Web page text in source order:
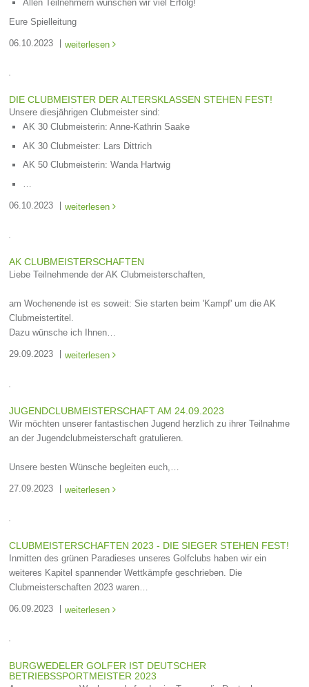
Allen Teilnehmern wünschen wir viel Erfolg!
Eure Spielleitung
06.10.2023 weiterlesen
DIE CLUBMEISTER DER ALTERSKLASSEN STEHEN FEST!
Unsere diesjährigen Clubmeister sind:
AK 30 Clubmeisterin: Anne-Kathrin Saake
AK 30 Clubmeister: Lars Dittrich
AK 50 Clubmeisterin: Wanda Hartwig
06.10.2023 weiterlesen
AK CLUBMEISTERSCHAFTEN
Liebe Teilnehmende der AK Clubmeisterschaften,
am Wochenende ist es soweit: Sie starten beim 'Kampf' um die AK
Clubmeistertitel.
Dazu wünsche ich Ihnen…
29.09.2023 weiterlesen
JUGENDCLUBMEISTERSCHAFT AM 24.09.2023
Wir möchten unserer fantastischen Jugend herzlich zu ihrer Teilnahme
an der Jugendclubmeisterschaft gratulieren.
Unsere besten Wünsche begleiten euch,…
27.09.2023 weiterlesen
CLUBMEISTERSCHAFTEN 2023 - DIE SIEGER STEHEN FEST!
Inmitten des grünen Paradieses unseres Golfclubs haben wir ein
weiteres Kapitel spannender Wettkämpfe geschrieben. Die
Clubmeisterschaften 2023 waren…
06.09.2023 weiterlesen
BURGWEDELER GOLFER IST DEUTSCHER
BETRIEBSSPORTMEISTER 2023